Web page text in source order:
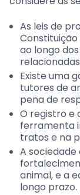
As leis de
Constituição
ao longo
Existe uma
tutores de
pena de
O registro e
ferramenta
tratos e na
A
animal, e a
longo prazo.